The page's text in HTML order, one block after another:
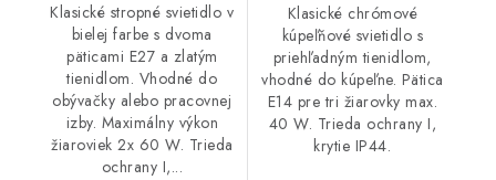
Klasické stropné svietidlo v
bielej farbe s dvoma
päticami E27 a zlatým
tienidlom. Vhodné do
obývačky alebo pracovnej
izby. Maximálny výkon
žiaroviek 2x 60 W. Trieda
ochrany I,...
Klasické chrómové
kúpeľňové svietidlo s
priehľadným tienidlom,
vhodné do kúpeľne. Pätica
E14 pre tri žiarovky max.
40 W. Trieda ochrany I,
krytie IP44.